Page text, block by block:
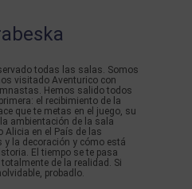
todas las salas. Somos
visitado Aventurico con
Hemos salido todos
el recibimiento de la
que te metas en el juego, su
ambientación de la sala
Alicia en el País de las
y la decoración y cómo está
El tiempo se te pasa
de la realidad. Si
probadlo.